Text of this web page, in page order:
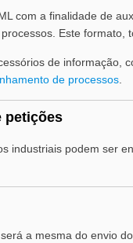
com a finalidade de
Este formato,
de informação,
de processos
petições
industriais podem ser
a mesma do envio